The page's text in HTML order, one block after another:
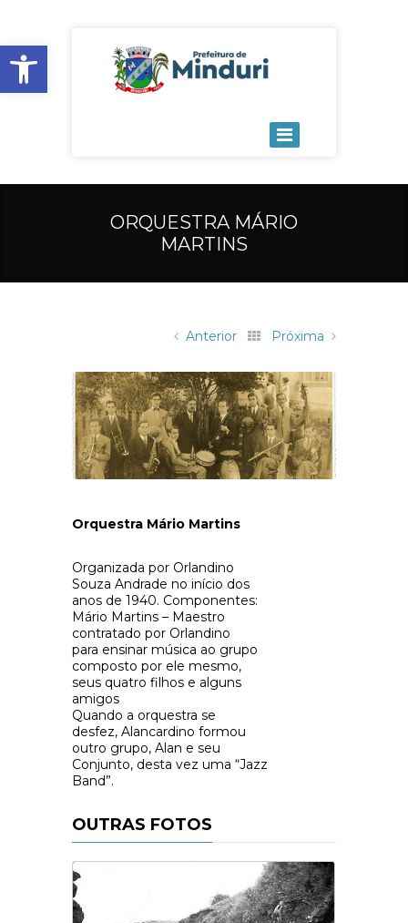
Open toolbar
ORQUESTRA MÁRIO
MARTINS
Anterior Próxima
Orquestra Mário Martins
Organizada por Orlandino
Souza Andrade no início dos
anos de 1940. Componentes:
Mário Martins – Maestro
contratado por Orlandino
para ensinar música ao grupo
composto por ele mesmo,
seus quatro filhos e alguns
amigos
Quando a orquestra se
desfez, Alancardino formou
outro grupo, Alan e seu
Conjunto, desta vez uma “Jazz
Band”.
OUTRAS FOTOS